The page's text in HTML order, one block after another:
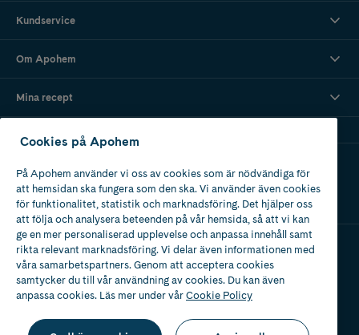
Kundservice
Om Apohem
Mina recept
Apotek med tillstånd
av Läkemedelsverket
Cookies på Apohem
På Apohem använder vi oss av cookies som är nödvändiga för
att hemsidan ska fungera som den ska. Vi använder även cookies
för funktionalitet, statistik och marknadsföring. Det hjälper oss
att följa och analysera beteenden på vår hemsida, så att vi kan
ge en mer personaliserad upplevelse och anpassa innehåll samt
rikta relevant marknadsföring. Vi delar även informationen med
våra samarbetspartners. Genom att acceptera cookies
samtycker du till vår användning av cookies. Du kan även
anpassa cookies. Läs mer under vårCookie Policy